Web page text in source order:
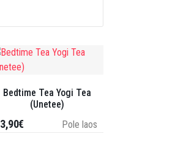
Bedtime Tea Yogi Tea
(Unetee)
Pole laos
3,90€